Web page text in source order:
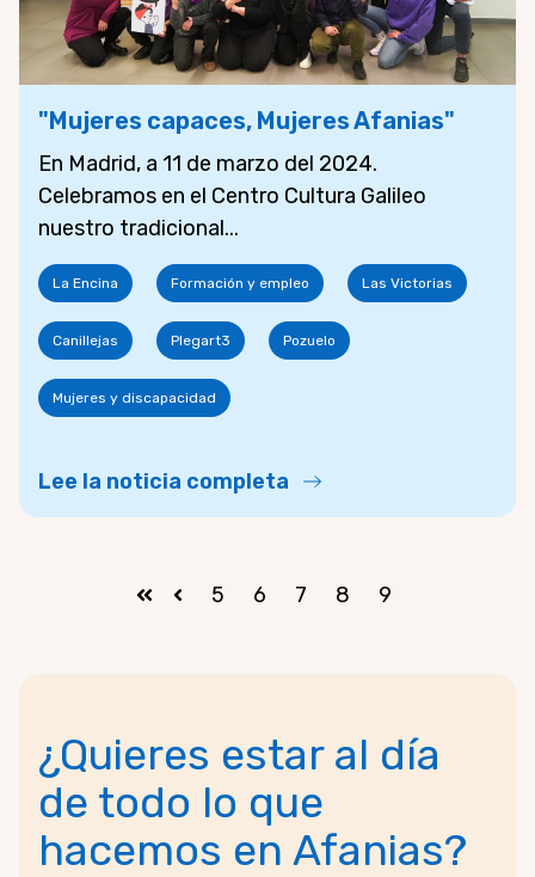
"Mujeres capaces, Mujeres Afanias"
En Madrid, a 11 de marzo del 2024.
Celebramos en el Centro Cultura Galileo
nuestro tradicional...
La Encina Formación y empleo Las Victorias
Canillejas Plegart3 Pozuelo
Mujeres y discapacidad
Lee la noticia completa
PrimeraAnterior
5 6 7 8 9
¿Quieres estar al día
de todo lo que
hacemos en Afanias?